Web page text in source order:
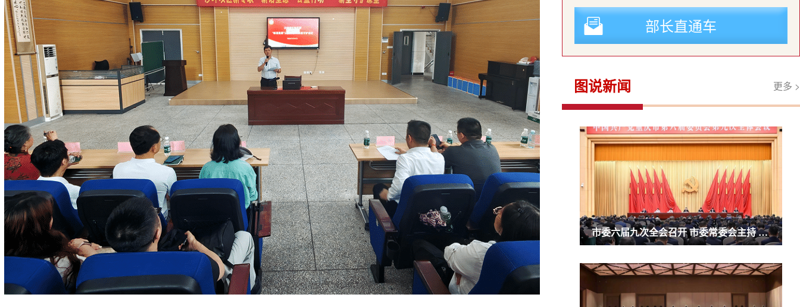
部长直通车
图说新闻 更多 >
市委六届九次全会召开 市委常委会主持 市委书记袁家军讲话